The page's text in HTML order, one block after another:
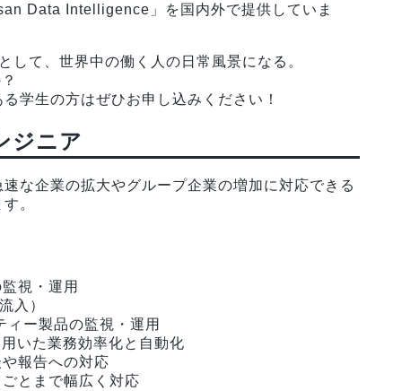
Data Intelligence」を国内外で提供していま
て、世界中の働く人の日常風景になる。
学生の方はぜひお申し込みください！
ジニア
な企業の拡大やグループ企業の増加に対応できる
。
視・運用
入）
ィー製品の監視・運用
いた業務効率化と自動化
報告への対応
とまで幅広く対応